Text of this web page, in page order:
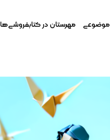
موضوعی مهرستان در کتابفروشی‌ها